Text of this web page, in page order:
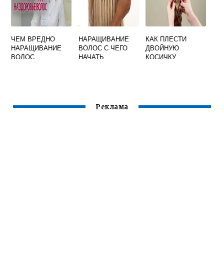
ЧЕМ ВРЕДНО
НАРАЩИВАНИЕ
ВОЛОС
НАРАЩИВАНИЕ
ВОЛОС С ЧЕГО
НАЧАТЬ
КАК ПЛЕСТИ
ДВОЙНУЮ
КОСИЧКУ
Реклама